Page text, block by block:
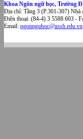
Khoa Ngôn ngữ học, Trường
Địa chỉ: Tầng 3 (P.301-307)
Điện thoại: (84-4) 3 5588 603 -
Email: ngonnguhoc@ussh.edu.vn